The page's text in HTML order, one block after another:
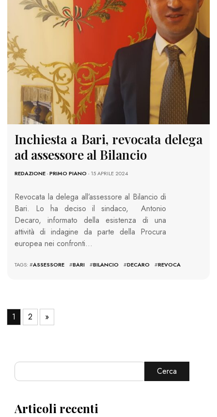
Inchiesta a Bari, revocata delega
ad assessore al Bilancio
REDAZIONE-PRIMO PIANO - 15 APRILE 2024
Revocata la delega all’assessore al Bilancio di
Bari. Lo ha deciso il sindaco, Antonio
Decaro, informato della esistenza di una
attività di indagine da parte della Procura
europea nei confronti…
TAGS: #ASSESSORE #BARI #BILANCIO #DECARO #REVOCA
1 2 »
Cerca
Articoli recenti